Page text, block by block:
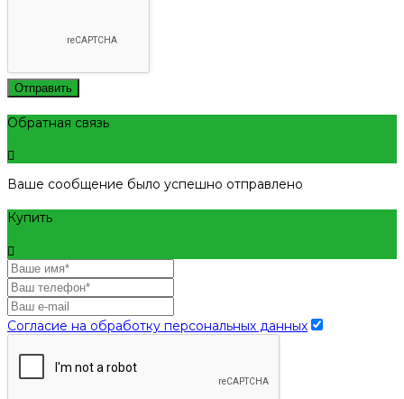
Отправить
Обратная связь
Ваше сообщение было успешно отправлено
Купить
Согласие на обработку персональных данных